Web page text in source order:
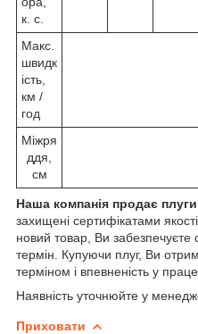
к. с.
Макс.
швидк
ість,
км /
год
Міжря
ддя,
см
Наша компанія продає
захищені сертифікатами
новий товар, Ви забезпечуєте
термін. Купуючи плуг, Ви
терміном і впевненість у
Наявність уточнюйте у
Приховати